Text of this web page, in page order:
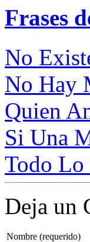
Frases
No
No Hay
Quien
Si Una
Todo Lo
Deja un
Nombre (requerido)